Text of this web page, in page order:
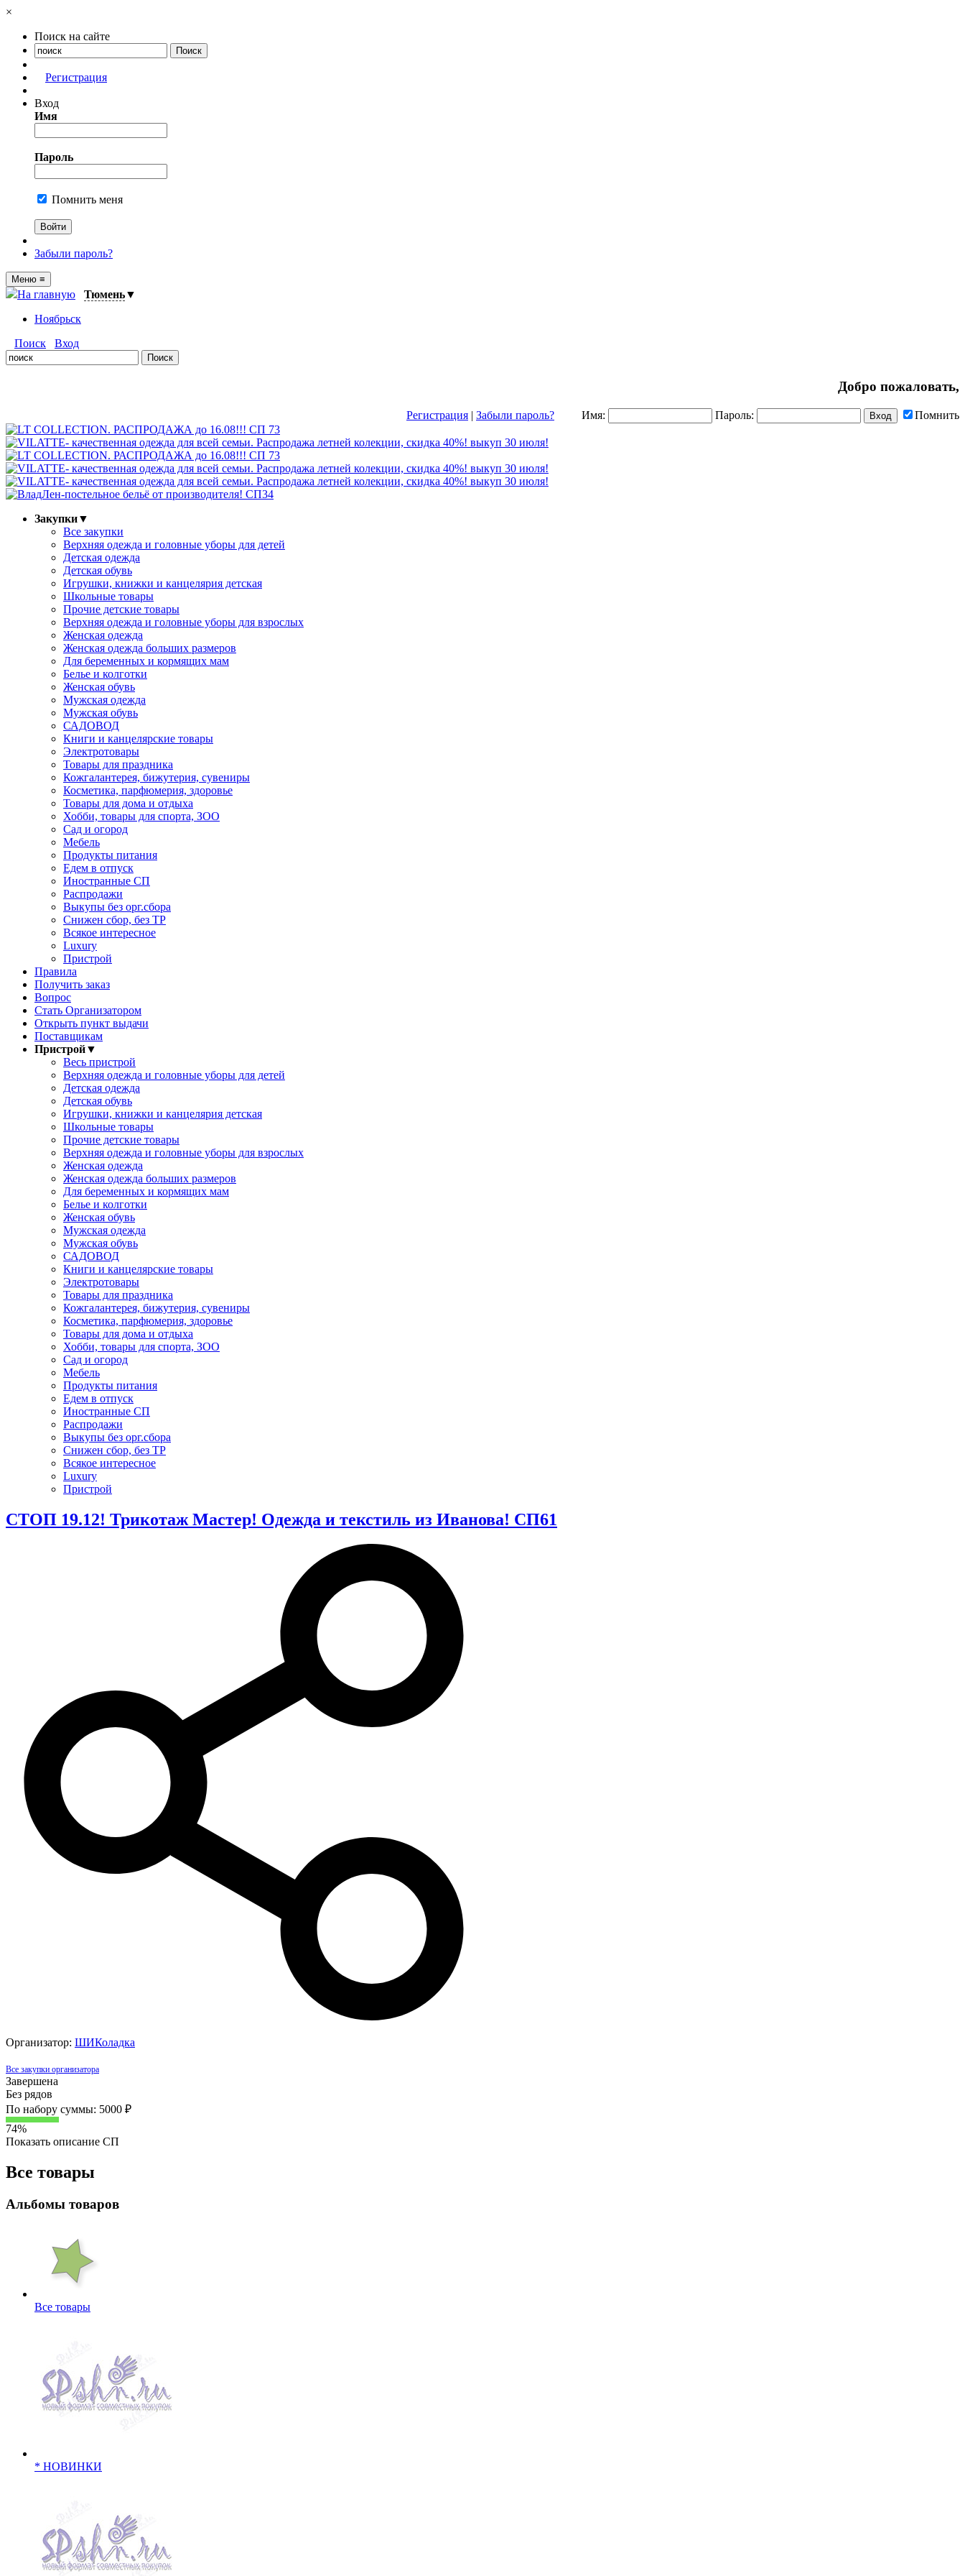
×
Поиск на сайте
Регистрация
Вход
Имя
Пароль
Помнить меня
Забыли пароль?
Меню ≡
На главную Тюмень▼
Ноябрьск
Поиск
Вход
Добро пожаловать,
Регистрация | Забыли пароль? Имя: Пароль: Помнить
Закупки▼
Все закупки
Верхняя одежда и головные уборы для детей
Детская одежда
Детская обувь
Игрушки, книжки и канцелярия детская
Школьные товары
Прочие детские товары
Верхняя одежда и головные уборы для взрослых
Женская одежда
Женская одежда больших размеров
Для беременных и кормящих мам
Белье и колготки
Женская обувь
Мужская одежда
Мужская обувь
САДОВОД
Книги и канцелярские товары
Электротовары
Товары для праздника
Кожгалантерея, бижутерия, сувениры
Косметика, парфюмерия, здоровье
Товары для дома и отдыха
Хобби, товары для спорта, ЗОО
Сад и огород
Мебель
Продукты питания
Едем в отпуск
Иностранные СП
Распродажи
Выкупы без орг.сбора
Снижен сбор, без ТР
Всякое интересное
Luxury
Пристрой
Правила
Получить заказ
Вопрос
Стать Организатором
Открыть пункт выдачи
Поставщикам
Пристрой▼
Весь пристрой
Верхняя одежда и головные уборы для детей
Детская одежда
Детская обувь
Игрушки, книжки и канцелярия детская
Школьные товары
Прочие детские товары
Верхняя одежда и головные уборы для взрослых
Женская одежда
Женская одежда больших размеров
Для беременных и кормящих мам
Белье и колготки
Женская обувь
Мужская одежда
Мужская обувь
САДОВОД
Книги и канцелярские товары
Электротовары
Товары для праздника
Кожгалантерея, бижутерия, сувениры
Косметика, парфюмерия, здоровье
Товары для дома и отдыха
Хобби, товары для спорта, ЗОО
Сад и огород
Мебель
Продукты питания
Едем в отпуск
Иностранные СП
Распродажи
Выкупы без орг.сбора
Снижен сбор, без ТР
Всякое интересное
Luxury
Пристрой
СТОП 19.12! Трикотаж Мастер! Одежда и текстиль из Иванова! СП61
Организатор: ШИКоладка
Все закупки организатора
Завершена
Без рядов
По набору суммы: 5000 ₽
74%
Показать описание СП
Все товары
Альбомы товаров
Все товары
* НОВИНКИ